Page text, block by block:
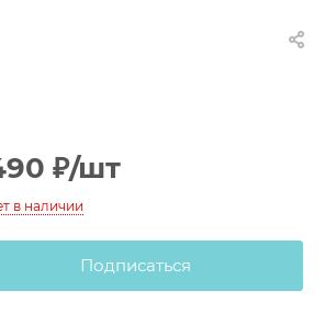
₽/шт
в наличии
Подписаться